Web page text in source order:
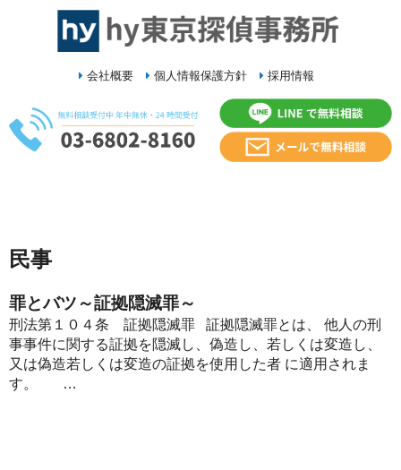
会社概要 個人情報保護方針 採用情報
民事
罪とバツ～証拠隠滅罪～
刑法第１０４条 証拠隠滅罪 証拠隠滅罪とは、 他人の刑
事事件に関する証拠を隠滅し、偽造し、若しくは変造し、
又は偽造若しくは変造の証拠を使用した者 に適用されま
す。 …